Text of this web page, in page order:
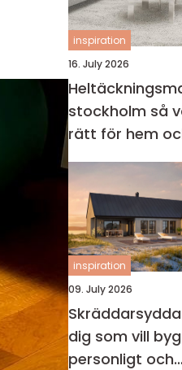
inspiration
16. July 2026
stockholm så väljer du
rätt för hem
inspiration
09. July 2026
dig som vill
personligt och